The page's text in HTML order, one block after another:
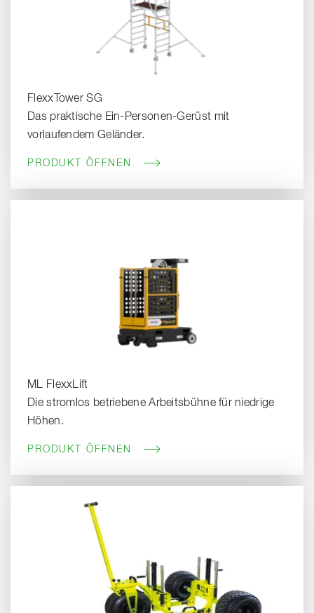
FlexxTower SG
Das praktische Ein-Personen-Gerüst mit
vorlaufendem Geländer.
PRODUKT ÖFFNEN
ML FlexxLift
Die stromlos betriebene Arbeitsbühne für niedrige
Höhen.
PRODUKT ÖFFNEN